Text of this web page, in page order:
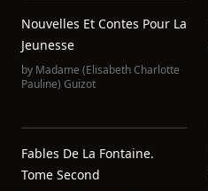
Nouvelles Et Contes Pour La
Jeunesse
by Madame (Elisabeth Charlotte
Pauline) Guizot
Fables De La Fontaine.
Tome Second